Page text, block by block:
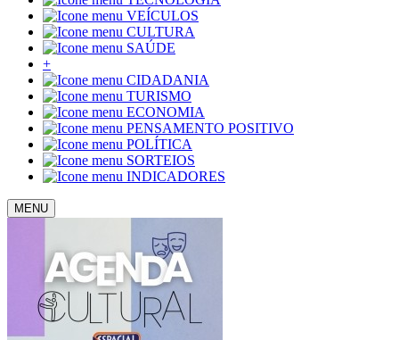
VEÍCULOS
CULTURA
SAÚDE
+
CIDADANIA
TURISMO
ECONOMIA
PENSAMENTO POSITIVO
POLÍTICA
SORTEIOS
INDICADORES
MENU